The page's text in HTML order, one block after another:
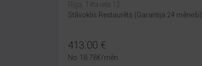
Rīga, Tilta iela 12
Stāvoklis Restaurēts (Garantija 24 mēneši)
413.00 €
No 18.78€/mēn.